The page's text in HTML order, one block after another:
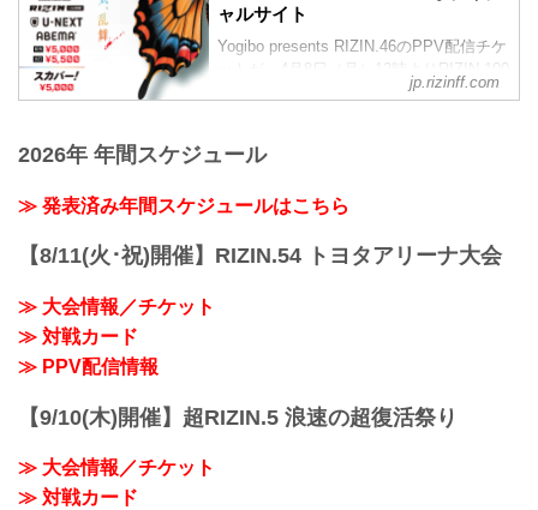
【1/18更新】開催日変更のお知らせ
RIZIN.47の開催日が以下に変更となりま
した。
変更後：4月29日（祝・月）
RYOKKE DRA...
ャルサイト
Yogibo presents RIZIN.46のPPV配信チケ
ットが、4月8日（月）12時よりRIZIN 100
CLUB、RIZIN LIVE、ABEMA、U-NEXT
スで、Yogibo presents RIZIN.46を全試合
PPV販売スケジュール一覧
期間 応援
jp.rizinff.com
2026年 年間スケジュール
≫ 発表済み年間スケジュールはこちら
【8/11(火･祝)開催】RIZIN.54 トヨタアリーナ大会
≫ 大会情報／チケット
≫ 対戦カード
≫ PPV配信情報
【9/10(木)開催】超RIZIN.5 浪速の超復活祭り
≫ 大会情報／チケット
≫ 対戦カード